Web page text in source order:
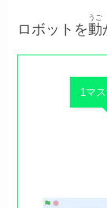
ロボットを動
うご
1マ